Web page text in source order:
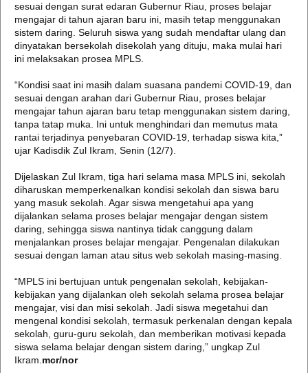
sesuai dengan surat edaran Gubernur Riau, proses belajar
mengajar di tahun ajaran baru ini, masih tetap menggunakan
sistem daring. Seluruh siswa yang sudah mendaftar ulang dan
dinyatakan bersekolah disekolah yang dituju, maka mulai hari
ini melaksakan prosea MPLS.
“Kondisi saat ini masih dalam suasana pandemi COVID-19, dan
sesuai dengan arahan dari Gubernur Riau, proses belajar
mengajar tahun ajaran baru tetap menggunakan sistem daring,
tanpa tatap muka. Ini untuk menghindari dan memutus mata
rantai terjadinya penyebaran COVID-19, terhadap siswa kita,”
ujar Kadisdik Zul Ikram, Senin (12/7).
Dijelaskan Zul Ikram, tiga hari selama masa MPLS ini, sekolah
diharuskan memperkenalkan kondisi sekolah dan siswa baru
yang masuk sekolah. Agar siswa mengetahui apa yang
dijalankan selama proses belajar mengajar dengan sistem
daring, sehingga siswa nantinya tidak canggung dalam
menjalankan proses belajar mengajar. Pengenalan dilakukan
sesuai dengan laman atau situs web sekolah masing-masing.
“MPLS ini bertujuan untuk pengenalan sekolah, kebijakan-
kebijakan yang dijalankan oleh sekolah selama prosea belajar
mengajar, visi dan misi sekolah. Jadi siswa megetahui dan
mengenal kondisi sekolah, termasuk perkenalan dengan kepala
sekolah, guru-guru sekolah, dan memberikan motivasi kepada
siswa selama belajar dengan sistem daring,” ungkap Zul
Ikram. mcr/nor